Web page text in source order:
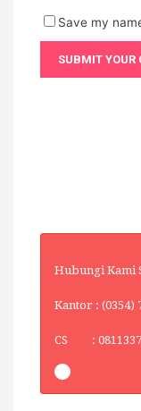
Save my
Hubungi Kami
Kantor : (0354)
CS :